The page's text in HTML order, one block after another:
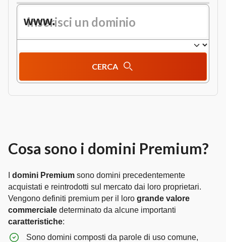
www.
CERCA
Cosa sono i domini Premium?
domini Premium sono domini precedentemente
acquistati e reintrodotti sul mercato dai loro proprietari.
Vengono definiti premium per il loro grande valore
commerciale determinato da alcune importanti
caratteristiche:
Sono domini composti da parole di uso comune,